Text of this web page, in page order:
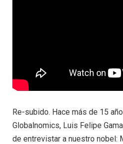
Re-subido. Hace más de 15
Globalnomics, Luis Felipe
de entrevistar a nuestro nobel: